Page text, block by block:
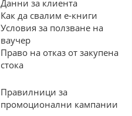
Данни за клиента
Как да свалим е-книги
Условия за ползване на
ваучер
Право на отказ от закупена
стока
Правилници за
промоционални кампании